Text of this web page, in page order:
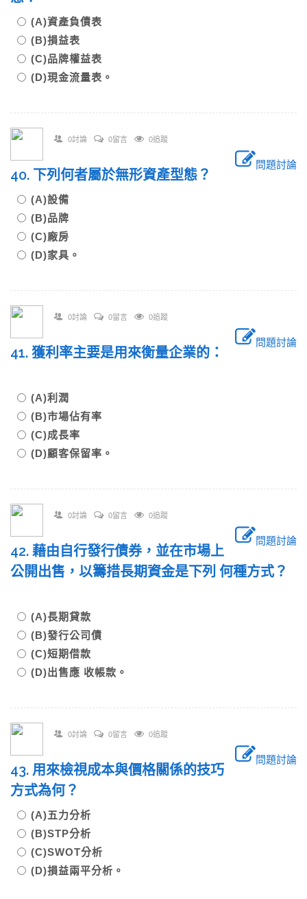
(A)資產負債表
(B)損益表
(C)品牌權益表
(D)現金流量表。
0討論 0留言 0追蹤
問題討論
40. 下列何者屬於無形資產型態？
(A)設備
(B)品牌
(C)廠房
(D)家具。
0討論 0留言 0追蹤
問題討論
41. 獲利率主要是用來衡量企業的：
(A)利潤
(B)市場佔有率
(C)成長率
(D)顧客保留率。
0討論 0留言 0追蹤
問題討論
42. 藉由自行發行債券，並在市場上
公開出售，以籌措長期資金是下列 何種方式？
(A)長期貸款
(B)發行公司債
(C)短期借款
(D)出售應 收帳款。
0討論 0留言 0追蹤
問題討論
43. 用來檢視成本與價格關係的技巧
方式為何？
(A)五力分析
(B)STP分析
(C)SWOT分析
(D)損益兩平分析。